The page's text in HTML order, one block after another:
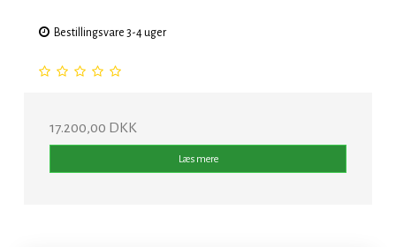
Bestillingsvare 3-4 uger
17.200,00 DKK
Læs mere